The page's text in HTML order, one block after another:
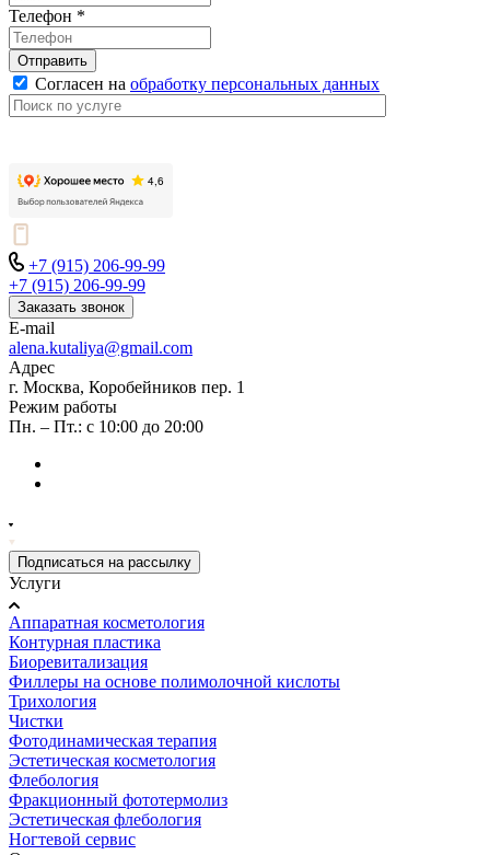
Телефон *
Отправить
Согласен на обработку персональных данных
+7 (915) 206-99-99
+7 (915) 206-99-99
Заказать звонок
E-mail
alena.kutaliya@gmail.com
Адрес
г. Москва, Коробейников пер. 1
Режим работы
Пн. – Пт.: с 10:00 до 20:00
Подписаться на рассылку
Услуги
Аппаратная косметология
Контурная пластика
Биоревитализация
Филлеры на основе полимолочной кислоты
Трихология
Чистки
Фотодинамическая терапия
Эстетическая косметология
Флебология
Фракционный фототермолиз
Эстетическая флебология
Ногтевой сервис